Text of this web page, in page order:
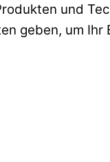
und
geben, um